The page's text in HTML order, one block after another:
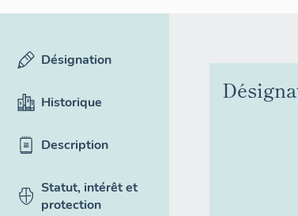
Désignation
Historique
Description
Statut, intérêt et
protection